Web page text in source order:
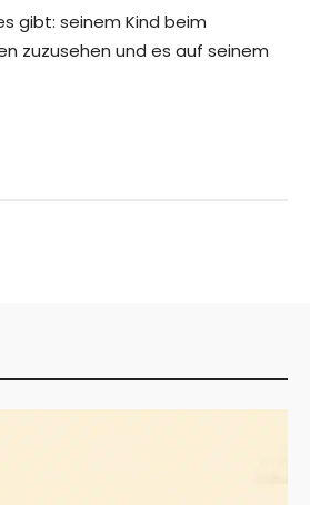
gibt: seinem Kind beim
zuzusehen und es auf seinem